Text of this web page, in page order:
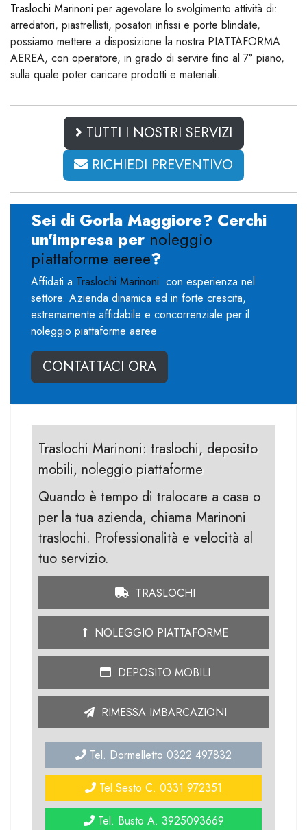
Traslochi Marinoni per agevolare lo svolgimento attività di:
arredatori, piastrellisti, posatori infissi e porte blindate,
possiamo mettere a disposizione la nostra PIATTAFORMA
AEREA, con operatore, in grado di servire fino al 7° piano,
sulla quale poter caricare prodotti e materiali.
TUTTI I NOSTRI SERVIZI
RICHIEDI PREVENTIVO
Sei di Gorla Maggiore? Cerchi
un'impresa per noleggio
piattaforme aeree?
Affidati a Traslochi Marinoni con esperienza nel
settore. Azienda dinamica ed in forte crescita,
estremamente affidabile e concorrenziale per il
noleggio piattaforme aeree
CONTATTACI ORA
Traslochi Marinoni: traslochi, deposito
mobili, noleggio piattaforme
Quando è tempo di tralocare a casa o
per la tua azienda, chiama Marinoni
traslochi. Professionalità e velocità al
tuo servizio.
TRASLOCHI
NOLEGGIO PIATTAFORME
DEPOSITO MOBILI
RIMESSA IMBARCAZIONI
Tel. Dormelletto 0322 497832
Tel.Sesto C. 0331 972351
Tel. Busto A. 3925093669